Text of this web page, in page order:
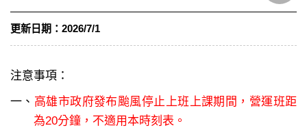
更新日期： 2026/7/1
注意事項：
一、 高雄市政府發布颱風停止上班上課期間，營運班距
為20分鐘，不適用本時刻表。